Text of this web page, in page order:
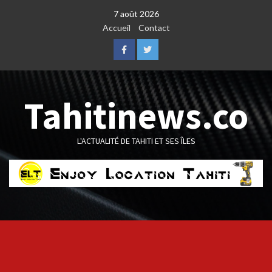
7 août 2026
Accueil
Contact
FacebookTwitter
Tahitinews.co
L'ACTUALITÉ DE TAHITI ET SES ÎLES